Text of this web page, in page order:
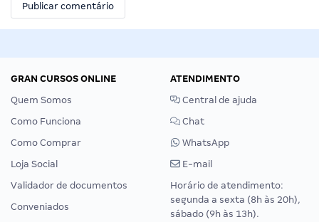
GRAN CURSOS ONLINE
Quem Somos
Como Funciona
Como Comprar
Loja Social
Validador de documentos
Conveniados
ATENDIMENTO
Central de ajuda
Chat
WhatsApp
E-mail
Horário de atendimento:
segunda a sexta (8h às 20h),
sábado (9h às 13h).